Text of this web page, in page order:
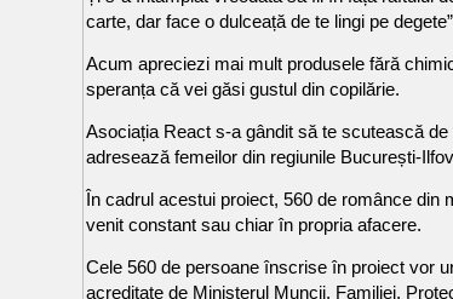
carte, dar face o dulceață de te lingi pe
Acum apreciezi mai mult produsele fără
speranța că vei găsi gustul din copilărie.
Asociația React s-a gândit să te scutească
adresează femeilor din regiunile București-
În cadrul acestui proiect, 560 de românce
venit constant sau chiar în propria afacere.
Cele 560 de persoane înscrise în proiect vor
acreditate de Ministerul Muncii, Familiei,